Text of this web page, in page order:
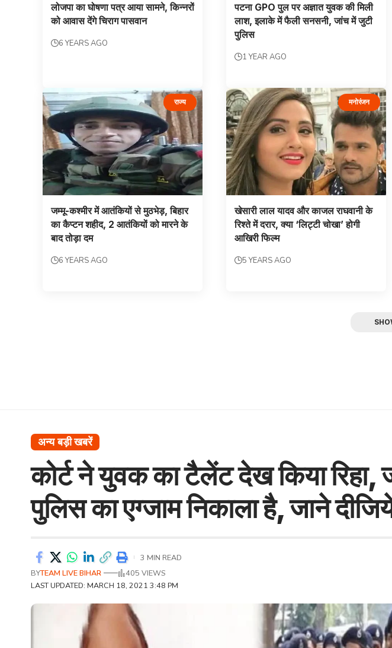
लोजपा का घोषणा पत्र आया सामने, किन्नरों
को आवास देंगे चिराग पासवान
6 YEARS AGO
पटना GPO पुल पर अज्ञात युवक की मिली
लाश, इलाके में फैली सनसनी, जांच में जुटी
पुलिस
1 YEAR AGO
राज्य
जम्‍मू-कश्मीर में आतंकियों से मुठभेड़, बिहार
का कैप्टन शहीद, 2 आतंकियों को मारने के
बाद तोड़ा दम
6 YEARS AGO
मनोरंजन
खेसारी लाल यादव और काजल राघवानी के
रिश्ते में दरार, क्या ‘लिट्टी चोखा’ होगी
आखिरी फिल्म
5 YEARS AGO
अन्य बड़ी खबरें
कोर्ट ने युवक का टैलेंट देख किया रिहा,
पुलिस का एग्जाम निकाला है, जाने
LAST UPDATED: MARCH 18, 2021 3:48 PM
BYTEAM LIVE BIHAR 405 VIEWS
3 MIN READ